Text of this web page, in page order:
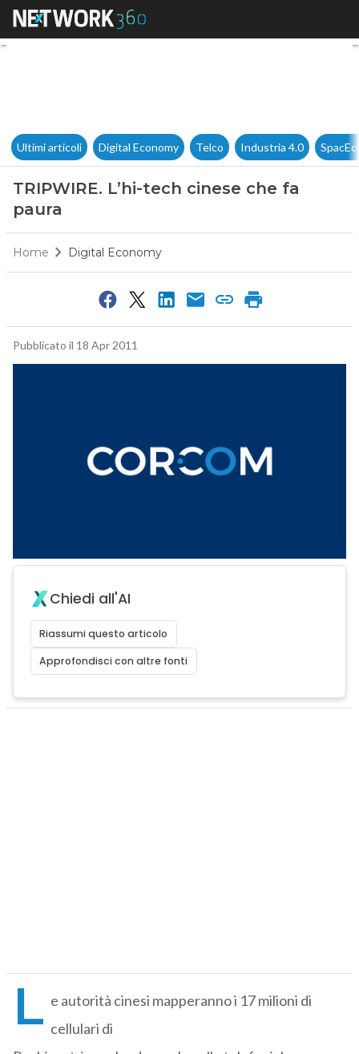
TRIPWIRE. L’hi-tech cinese
Ultimi articoli Digital Economy Telco Industria 4.0
TRIPWIRE. L’hi-tech cinese che fa
paura
Home Digital Economy
Pubblicato il 18 Apr 2011
Chiedi all'AI
Riassumi questo articolo
Approfondisci con altre fonti
L e autorità cinesi mapperanno i 17 milioni di
cellulari di